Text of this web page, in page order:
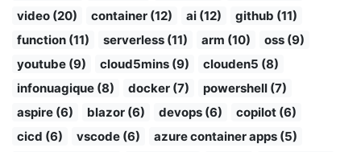
video (20)
container (12) ai (12)
github (11)
function (11)
serverless (11) arm (10)
oss (9)
youtube (9)
cloud5mins (9)
clouden5 (8)
infonuagique (8)
docker (7)
powershell (7)
aspire (6)
blazor (6) devops (6)
copilot (6)
cicd (6)
vscode (6)
azure container apps (5)